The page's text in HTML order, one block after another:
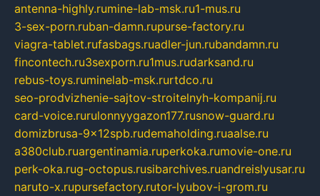
antenna-highly.rumine-lab-msk.ru1-mus.ru
3-sex-porn.ruban-damn.rupurse-factory.ru
viagra-tablet.rufasbags.ruadler-jun.rubandamn.ru
fincontech.ru3sexporn.ru1mus.rudarksand.ru
rebus-toys.ruminelab-msk.rurtdco.ru
seo-prodvizhenie-sajtov-stroitelnyh-kompanij.ru
card-voice.rurulonnyygazon177.rusnow-guard.ru
domizbrusa-9x12spb.rudemaholding.ruaalse.ru
a380club.ruargentinamia.ruperkoka.rumovie-one.ru
perk-oka.rug-octopus.rusibarchives.ruandreislyusar.ru
naruto-x.rupursefactory.rutor-lyubov-i-grom.ru